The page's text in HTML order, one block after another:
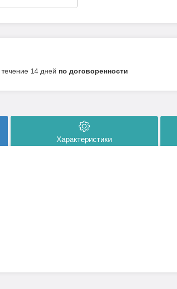
течение 14 дней по договоренности
Характеристики